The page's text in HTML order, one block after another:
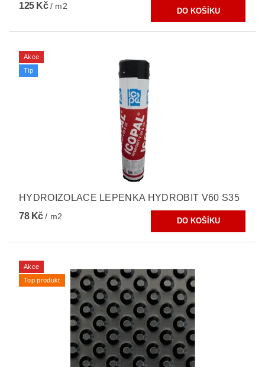
125 Kč/ m2
Akce
Tip
HYDROIZOLACE LEPENKA HYDROBIT V60 S35
78 Kč/ m2
Akce
Top produkt